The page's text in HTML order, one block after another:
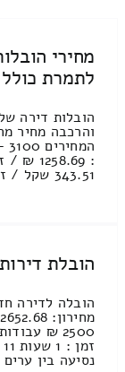
מחירי
לתמרת
הובלות דירה
343.51 שקל / זמן נסיעה בין ערים 28 דקות [...]
הובלת
הובלה לדירה
נסיעה בין ערים 1 שעות , 25 דקות [...]